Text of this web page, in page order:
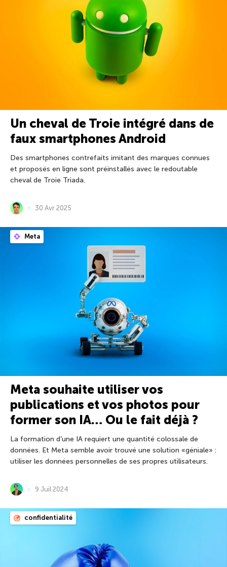
Un cheval de Troie intégré dans de
faux smartphones Android
Des smartphones contrefaits imitant des marques connues
et proposés en ligne sont préinstallés avec le redoutable
cheval de Troie Triada.
30 Avr 2025
Meta
Meta souhaite utiliser vos
publications et vos photos pour
former son IA… Ou le fait déjà ?
La formation d’une IA requiert une quantité colossale de
données. Et Meta semble avoir trouvé une solution «géniale» :
utiliser les données personnelles de ses propres utilisateurs.
9 Juil 2024
confidentialité